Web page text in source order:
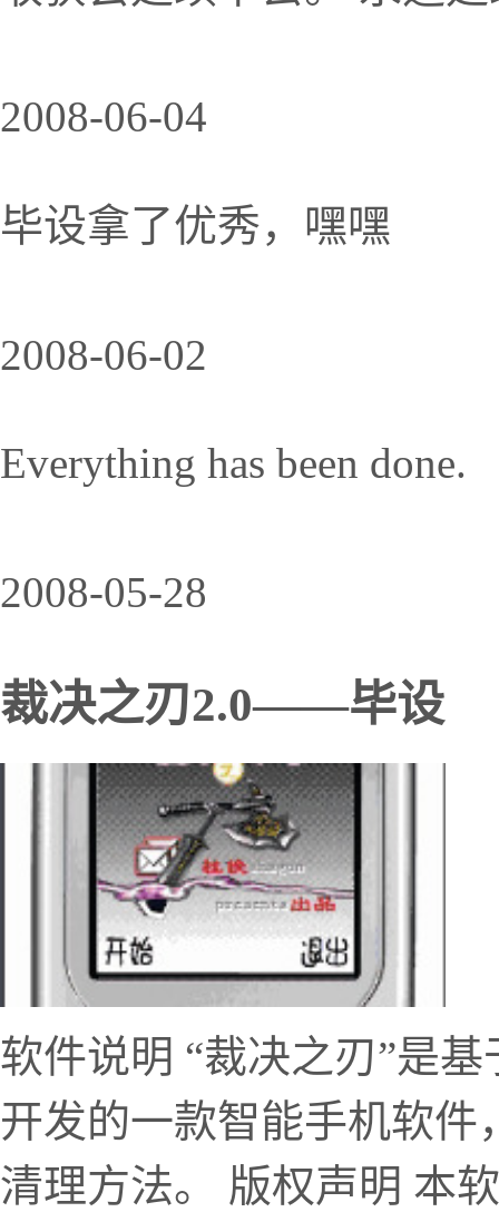
2008-06-04
毕设拿了优秀，嘿嘿
2008-06-02
Everything has been done.
2008-05-28
裁决之刃2.0——毕设
软件说明 “裁决之刃”是
开发的一款智能手机软
清理方法。 版权声明 本